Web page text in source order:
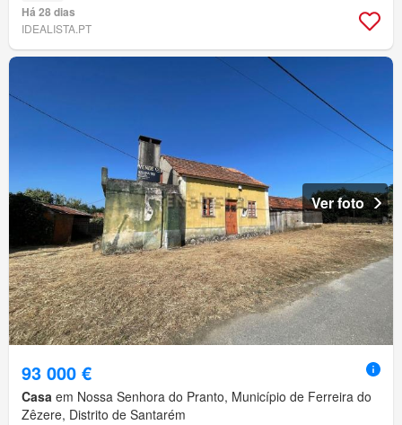
Há 28 dias
IDEALISTA.PT
Ver foto
93 000 €
Casa em Nossa Senhora do Pranto, Município de Ferreira do
Zêzere, Distrito de Santarém